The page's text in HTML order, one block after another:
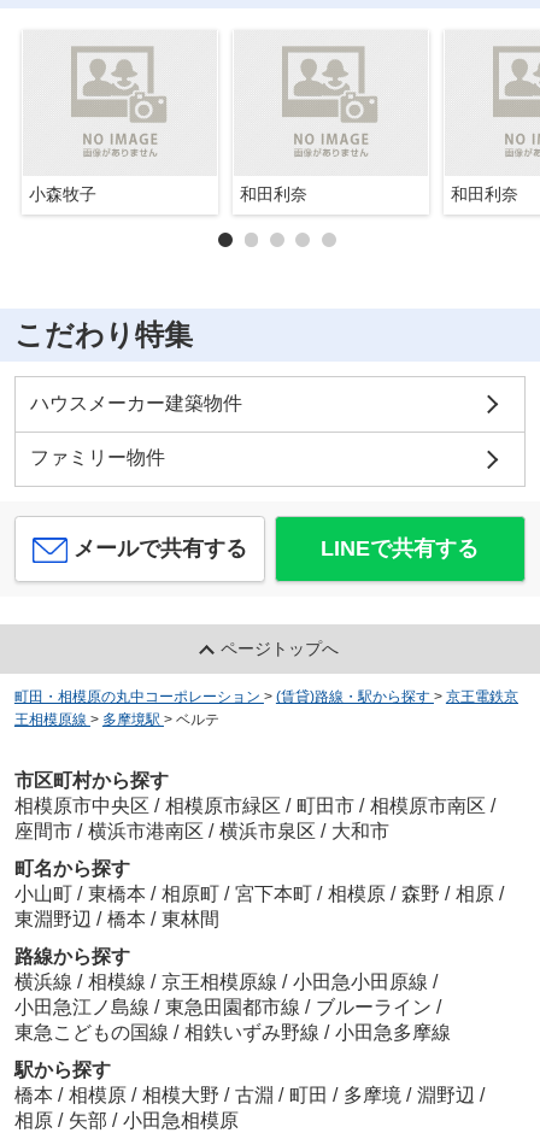
小森牧子 和田利奈 和田利奈
こだわり特集
ハウスメーカー建築物件
ファミリー物件
メールで共有する LINEで共有する
ページトップへ
町田・相模原の丸中コーポレーション > (賃貸)路線・駅から探す > 京王電鉄京
王相模原線 > 多摩境駅 > ベルテ
市区町村から探す
相模原市中央区 / 相模原市緑区 / 町田市 / 相模原市南区 /
座間市 / 横浜市港南区 / 横浜市泉区 / 大和市
町名から探す
小山町 / 東橋本 / 相原町 / 宮下本町 / 相模原 / 森野 / 相原 /
東淵野辺 / 橋本 / 東林間
路線から探す
横浜線 / 相模線 / 京王相模原線 / 小田急小田原線 /
小田急江ノ島線 / 東急田園都市線 / ブルーライン /
東急こどもの国線 / 相鉄いずみ野線 / 小田急多摩線
駅から探す
橋本 / 相模原 / 相模大野 / 古淵 / 町田 / 多摩境 / 淵野辺 /
相原 / 矢部 / 小田急相模原